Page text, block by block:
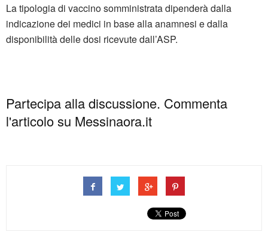
La tipologia di vaccino somministrata dipenderà dalla
indicazione dei medici in base alla anamnesi e dalla
disponibilità delle dosi ricevute dall’ASP.
Partecipa alla discussione. Commenta
l'articolo su Messinaora.it